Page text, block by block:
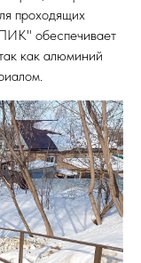
проходящих
обеспечивает
как алюминий